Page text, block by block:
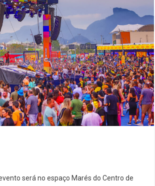
será no espaço Marés do Centro de